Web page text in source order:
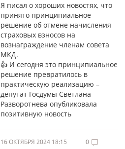
Я писал о хороших новостях, что
принято принципиальное
решение об отмене начисления
страховых взносов на
вознаграждение членам совета
МКД.
👍 И сегодня это принципиальное
решение превратилось в
практическую реализацию –
депутат Госдумы Светлана
Разворотнева опубликовала
позитивную новость
16 ОКТЯБРЯ 2024 18:15 0